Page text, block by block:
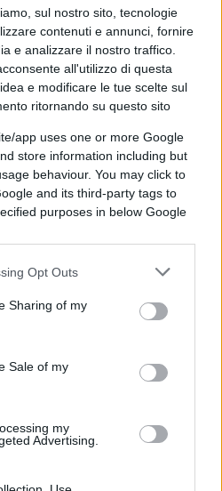
sul nostro sito, tecnologie
contenuti e annunci, fornire
e analizzare il nostro traffico.
all'utilizzo di questa
e modificare le tue scelte sul
ritornando su questo sito
app uses one or more Google
store information including but
behaviour. You may click to
and its third-party tags to
purposes in below Google
Opt Outs
Sharing of my
Sale of my
my
Advertising.
sulla
culture e